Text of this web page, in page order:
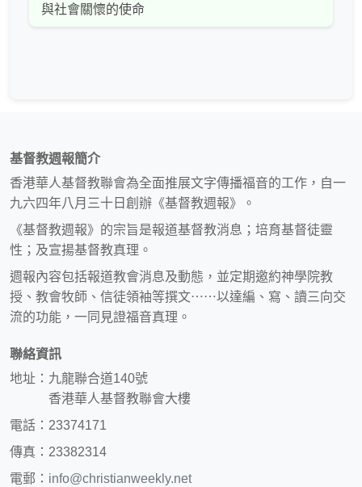
與社會關懷的使命
基督教週報簡介
香港華人基督教聯會為全面推展文字傳播福音的工作，自一
九六四年八月三十日創辦《基督教週報》。
《基督教週報》的宗旨是報道基督教消息；培育基督徒靈
性；及宣揚基督教真理。
週報內容包括報道教會消息及動態，並定期邀約神學院教
授、教會牧師、信徒領袖等撰文⋯⋯以達編、寫、讀三向交
流的功能，一同見證福音真理。
聯絡資訊
地址：九龍聯合道140號
香港華人基督教聯會大樓
電話：23374171
傳真：23382314
電郵： info@christianweekly.net